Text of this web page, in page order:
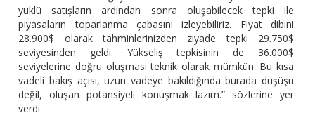
yüklü satışların ardından sonra oluşabilecek tepki ile
piyasaların toparlanma çabasını izleyebiliriz. Fiyat dibini
28.900$ olarak tahminlerinizden ziyade tepki 29.750$
seviyesinden geldi. Yükseliş tepkisinin de 36.000$
seviyelerine doğru oluşması teknik olarak mümkün. Bu kısa
vadeli bakış açısı, uzun vadeye bakıldığında burada düşüşü
değil, oluşan potansiyeli konuşmak lazım.” sözlerine yer
verdi.